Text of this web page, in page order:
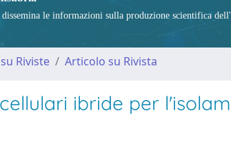
dissemina le informazioni sulla produzione scientifica
Riviste Articolo su Rivista
ibride per